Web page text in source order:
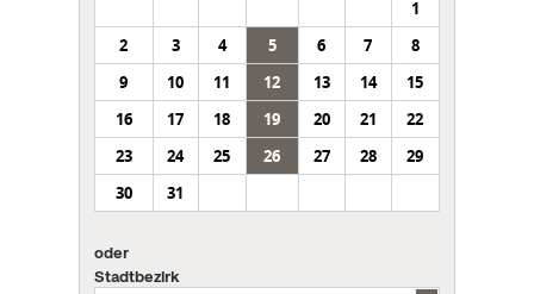
1
2
3 4 5 6 7
8
9
10 11 12 13 14
15
16
17 18 19 20 21
22
23
24 25 26 27 28
29
30
31
oder
Stadtbezirk